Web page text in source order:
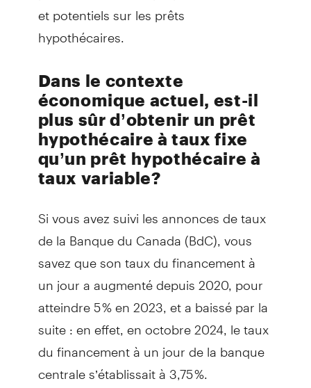
et potentiels sur les prêts
hypothécaires.
Dans le contexte
économique actuel, est-il
plus sûr d’obtenir un prêt
hypothécaire à taux fixe
qu’un prêt hypothécaire à
taux variable?
Si vous avez suivi les annonces de taux
de la Banque du Canada (BdC), vous
savez que son taux du financement à
un jour a augmenté depuis 2020, pour
atteindre 5 % en 2023, et a baissé par la
suite : en effet, en octobre 2024, le taux
du financement à un jour de la banque
centrale s’établissait à 3,75 %.